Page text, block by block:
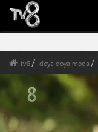
tv8 doya doya moda